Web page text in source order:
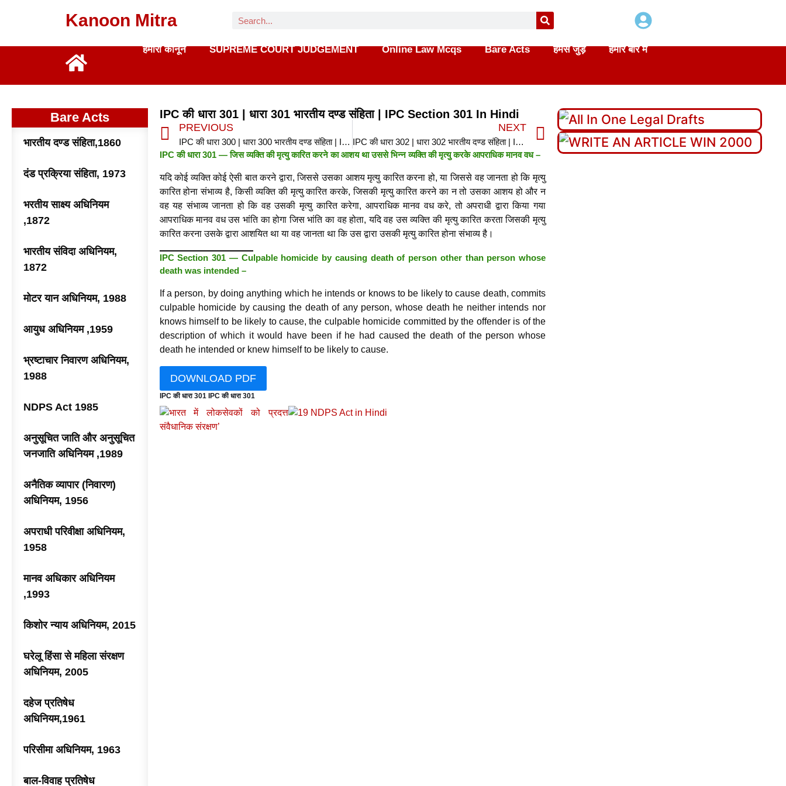
Kanoon Mitra
हमारा कानून SUPREME COURT JUDGEMENT Online Law Mcqs Bare Acts हमसे जुड़े हमारे बारे में
Bare Acts
भारतीय दण्ड संहिता,1860
दंड प्रक्रिया संहिता, 1973
भरतीय साक्ष्य अधिनियम
,1872
भारतीय संविदा अधिनियम,
1872
मोटर यान अधिनियम, 1988
आयुध अधिनियम ,1959
भ्रष्टाचार निवारण अधिनियम,
1988
NDPS Act 1985
अनुसूचित जाति और अनुसूचित
जनजाति अधिनियम ,1989
अनैतिक व्यापार (निवारण)
अधिनियम, 1956
अपराधी परिवीक्षा अधिनियम,
1958
मानव अधिकार अधिनियम
,1993
किशोर न्याय अधिनियम, 2015
घरेलू हिंसा से महिला संरक्षण
अधिनियम, 2005
दहेज प्रतिषेध
अधिनियम,1961
परिसीमा अधिनियम, 1963
बाल-विवाह प्रतिषेध
IPC की धारा 301 | धारा 301 भारतीय दण्ड संहिता | IPC Section 301 In Hindi
PREVIOUS
IPC की धारा 300 | धारा 300 भारतीय दण्ड संहिता | IPC Section 300 In Hindi
NEXT
IPC की धारा 302 | धारा 302 भारतीय दण्ड संहिता | IPC Section 302 In Hindi
IPC की धारा 301 — जिस व्यक्ति की मृत्यु कारित करने का आशय था उससे भिन्न व्यक्ति की मृत्यु करके आपराधिक मानव वध –
यदि कोई व्यक्ति कोई ऐसी बात करने द्वारा, जिससे उसका आशय मृत्यु कारित करना हो, या जिससे वह जानता हो कि मृत्यु
कारित होना संभाव्य है, किसी व्यक्ति की मृत्यु कारित करके, जिसकी मृत्यु कारित करने का न तो उसका आशय हो और न
वह यह संभाव्य जानता हो कि वह उसकी मृत्यु कारित करेगा, आपराधिक मानव वध करे, तो अपराधी द्वारा किया गया
आपराधिक मानव वध उस भांति का होगा जिस भांति का वह होता, यदि वह उस व्यक्ति की मृत्यु कारित करता जिसकी मृत्यु
कारित करना उसके द्वारा आशयित था या वह जानता था कि उस द्वारा उसकी मृत्यु कारित होना संभाव्य है।
IPC Section 301 — Culpable homicide by causing death of person other than person whose
death was intended –
If a person, by doing anything which he intends or knows to be likely to cause death, commits
culpable homicide by causing the death of any person, whose death he neither intends nor
knows himself to be likely to cause, the culpable homicide committed by the offender is of the
description of which it would have been if he had caused the death of the person whose
death he intended or knew himself to be likely to cause.
DOWNLOAD PDF
IPC की धारा 301 IPC की धारा 301